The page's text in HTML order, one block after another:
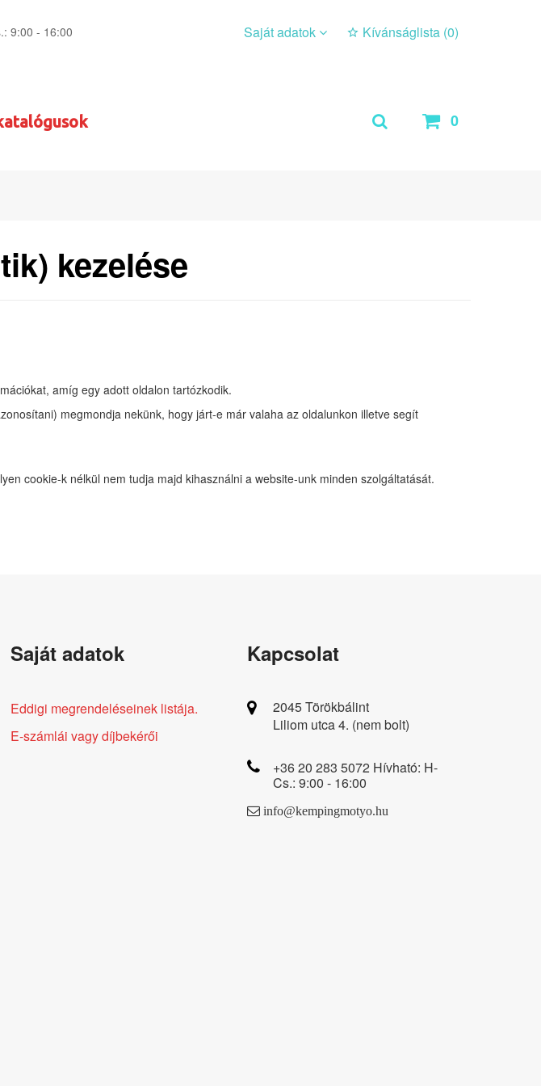
9:00 - 16:00 Saját adatok Kívánságlista (0)
0
kezelése
amíg egy adott oldalon tartózkodik.
megmondja nekünk, hogy járt-e már valaha az oldalunkon illetve segít
cookie-k nélkül nem tudja majd kihasználni a website-unk minden szolgáltatását.
Saját adatok
Eddigi megrendeléseinek listája.
E-számlái vagy díjbekérői
Kapcsolat
2045 Törökbálint
Liliom utca 4. (nem bolt)
+36 20 283 5072 Hívható: H-
Cs.: 9:00 - 16:00
info@kempingmotyo.hu